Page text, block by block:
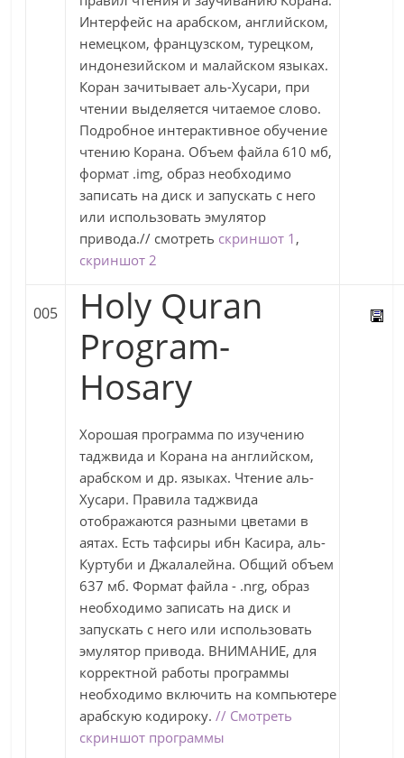
Интерфейс на арабском, английском,
немецком, французском, турецком,
индонезийском и малайском языках.
Коран зачитывает аль-Хусари, при
чтении выделяется читаемое слово.
Подробное интерактивное обучение
чтению Корана. Объем файла 610 мб,
формат .img, образ необходимо
записать на диск и запускать с него
или использовать эмулятор
привода.// смотреть скриншот 1 ,
скриншот 2
005
Holy Quran
Program-
Hosary
Хорошая программа по изучению
таджвида и Корана на английском,
арабском и др. языках. Чтение аль-
Хусари. Правила таджвида
отображаются разными цветами в
аятах. Есть тафсиры ибн Касира, аль-
Куртуби и Джалалейна. Общий объем
637 мб. Формат файла - .nrg, образ
необходимо записать на диск и
запускать с него или использовать
эмулятор привода. ВНИМАНИЕ, для
корректной работы программы
необходимо включить на компьютере
арабскую кодироку.// Смотреть
скриншот программы